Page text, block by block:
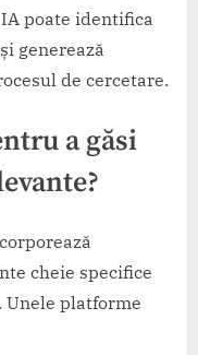
poate identifica
generează
de cercetare.
a găsi
cheie specifice
Unele platforme